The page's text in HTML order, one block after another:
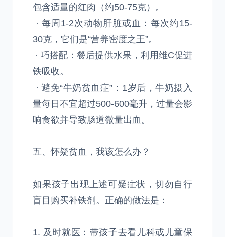
包含适量的红肉（约50-75克）。
· 每周1-2次动物肝脏或血：每次约15-
30克，它们是“营养密度之王”。
· 巧搭配：餐后提供水果，利用维C促进
铁吸收。
· 避免“牛奶贫血症”：1岁后，牛奶摄入
量每日不宜超过500-600毫升，过量会影
响食欲并导致肠道微量出血。
五、怀疑贫血，我该怎么办？
如果孩子出现上述可疑症状，切勿自行
盲目购买补铁剂。正确的做法是：
1. 及时就医：带孩子去看儿科或儿童保